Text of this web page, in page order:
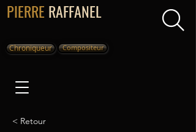
PIERRE RAFFANEL
Chroniqueur Compositeur
< Retour